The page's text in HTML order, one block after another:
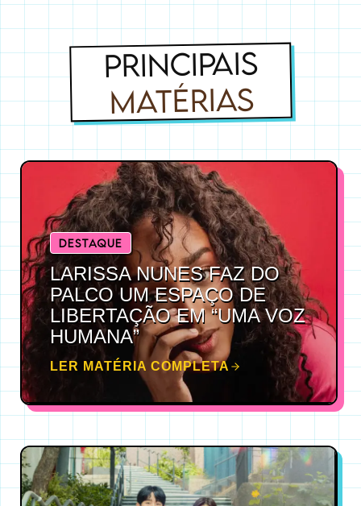
PRINCIPAIS
MATÉRIAS
DESTAQUE
LARISSA NUNES FAZ DO
PALCO UM ESPAÇO DE
LIBERTAÇÃO EM “UMA VOZ
HUMANA”
LER MATÉRIA COMPLETA